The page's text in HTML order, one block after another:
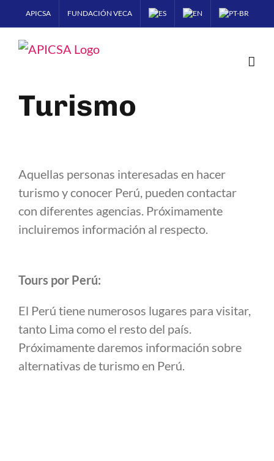
to
content
APICSA FUNDACIÓN VECA
Turismo
Aquellas personas interesadas en hacer
turismo y conocer Perú, pueden contactar
con diferentes agencias. Próximamente
incluiremos información al respecto.
Tours por Perú:
El Perú tiene numerosos lugares para visitar,
tanto Lima como el resto del país.
Próximamente daremos información sobre
alternativas de turismo en Perú.